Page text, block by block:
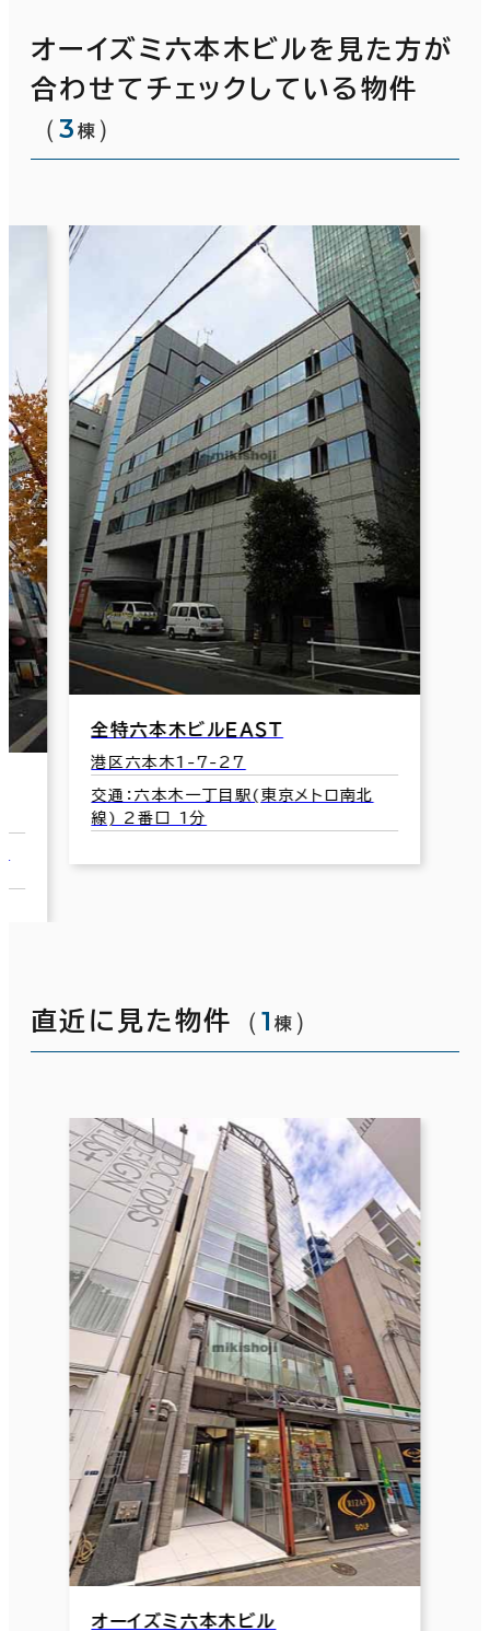
オーイズミ六本木ビルを見た方が
合わせてチェックしている物件
（3 棟 ）
全特六本木ビルＥＡＳＴ
港区六本木1-7-27
交通：六本木一丁目駅(東京メトロ南北
線) 2番口 1分
直近に見た物件 （1 棟 ）
オーイズミ六本木ビル